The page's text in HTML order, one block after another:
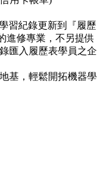
習紀錄更新到『履歷
進修專業，不另提供
匯入履歷表學員之企
基，輕鬆開拓機器學